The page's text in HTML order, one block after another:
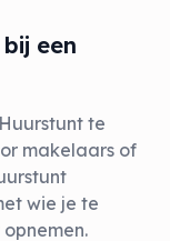
een
te
makelaars of
wie je te